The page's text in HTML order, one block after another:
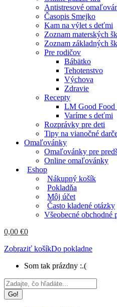
Antistresové
Časopis Smejko
Kam na výlet s deťmi
Zoznam materských
Zoznam základných
Pre rodičov
Bábätko
Tehotenstvo
Výchova
Zdravie
Recepty
LM Good Food
Varíme s deťmi
Rozprávky pre deti
Tipy na vianočné
Omaľovánky
Omaľovánky pre
Online omaľovánky
Eshop
Nákupný košík
Pokladňa
Môj účet
Často kladené otázky
Všeobecné obchodné
0,00 €0
Zobraziť košíkDo pokladne
Som tak prázdny :.(
Search: